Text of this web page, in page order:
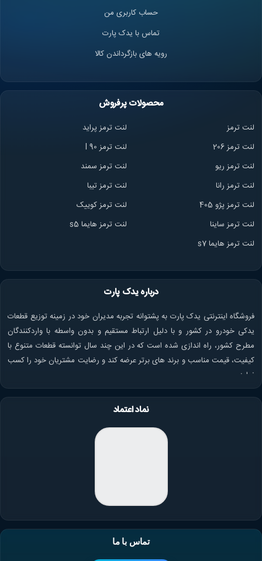
حساب کاربری من
تماس با یدک پارت
رویه های بازگرداندن کالا
محصولات پرفروش
لنت ترمز
لنت ترمز پراید
لنت ترمز 206
لنت ترمز l 90
لنت ترمز ریو
لنت ترمز سمند
لنت ترمز رانا
لنت ترمز تیبا
لنت ترمز پژو 405
لنت ترمز کوییک
لنت ترمز ساینا
لنت ترمز هایما s5
لنت ترمز هایما s7
درباره یدک پارت
فروشگاه اینترنتی یدک پارت به پشتوانه تجربه مدیران خود در زمینه توزیع قطعات
یدکی خودرو در کشور و با دلیل ارتباط مستقیم و بدون واسطه با واردکنندگان
مطرح کشور، راه اندازی شده است که در این چند سال توانسته قطعات متنوع با
کیفیت، قیمت مناسب و برند های برتر عرضه کند و رضایت مشتریان خود را کسب
نماید.
نماد اعتماد
تماس با ما